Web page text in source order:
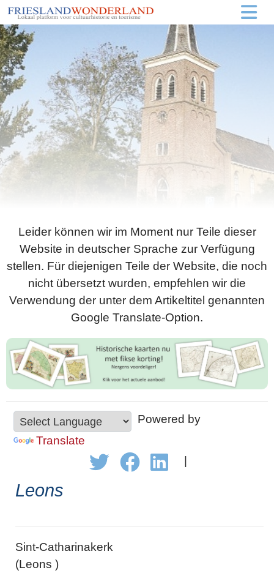
Leider können wir im Moment nur Teile dieser
Website in deutscher Sprache zur Verfügung
stellen. Für diejenigen Teile der Website, die noch
nicht übersetzt wurden, empfehlen wir die
Verwendung der unter dem Artikeltitel genannten
Google Translate-Option.
Powered by
Translate
Leons
Sint-Catharinakerk
(Leons )